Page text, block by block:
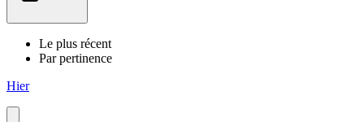
Le plus récent
Par pertinence
Hier